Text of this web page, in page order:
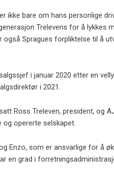
ikke bare om hans personlige
Trelevens for å lykkes
Spragues forpliktelse til å
i januar 2020 etter en
i 2021.
Ross Treleven, president, og
og opererte selskapet.
Enzo, som er ansvarlige for å
en grad i